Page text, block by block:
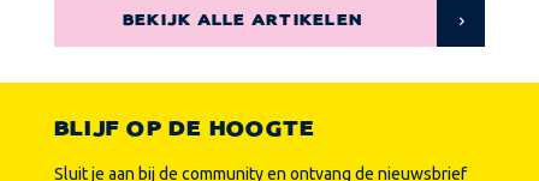
BEKIJK ALLE ARTIKELEN
BLIJF OP DE HOOGTE
Sluit je aan bij de community en ontvang de nieuwsbrief